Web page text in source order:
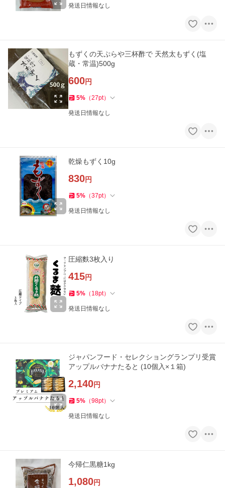
発送日情報なし
もずくの天ぷらや三杯酢で 天然太もずく(塩
蔵・常温)500g
600円
5% （27pt）
発送日情報なし
乾燥もずく10g
830円
5% （37pt）
発送日情報なし
圧縮麩3枚入り
415円
5% （ 18pt）
発送日情報なし
ジャパンフード・セレクショングランプリ受賞
アップルバナナたると (10個入×１箱)
2,140円
5% （98pt）
発送日情報なし
今帰仁黒糖1kg
1,080円